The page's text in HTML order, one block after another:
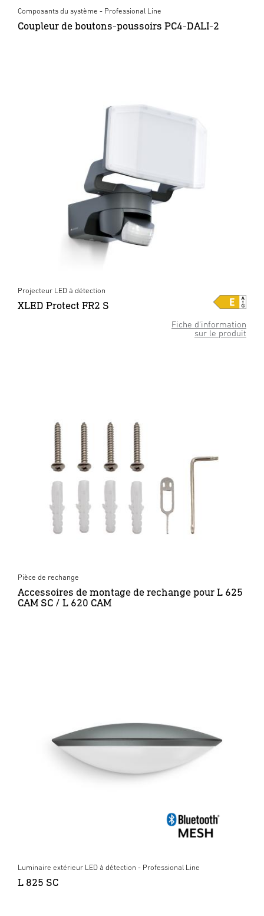
Composants du système - Professional Line
Coupleur de boutons-poussoirs PC4-DALI-2
Fiche d’information
sur le produit
Projecteur LED à détection
XLED Protect FR2 S
Pièce de rechange
Accessoires de montage de rechange pour L 625
CAM SC / L 620 CAM
Luminaire extérieur LED à détection - Professional Line
L 825 SC